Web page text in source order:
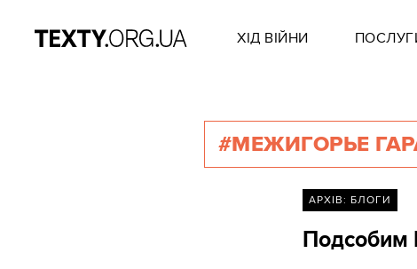
ХІД ВІЙНИ
#МЕЖИГОРЬЕ
АРХІВ: БЛОГИ
Подсобим